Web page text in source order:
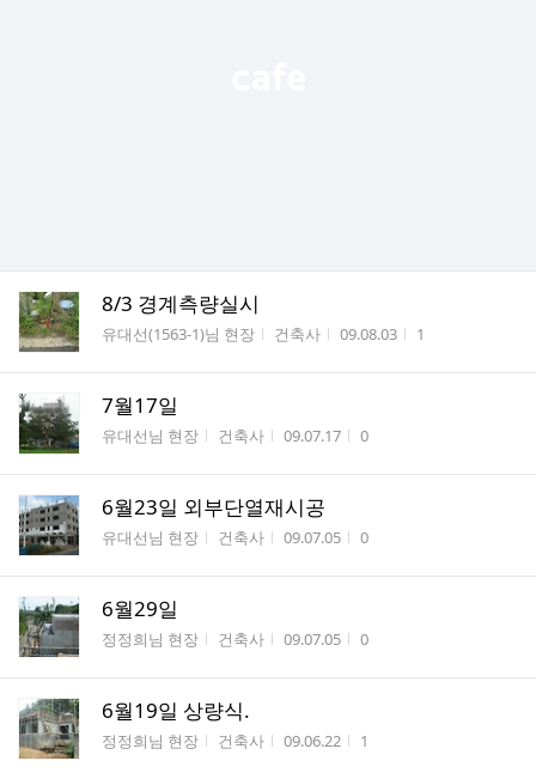
8/3 경계측량실시
게시판명
유대선(1563-1)님 현장 작성자
건축사 작성시간
09.08.03 조회수
1
7월17일
게시판명
유대선님 현장 작성자
건축사 작성시간
09.07.17 조회수
0
6월23일 외부단열재시공
게시판명
유대선님 현장 작성자
건축사 작성시간
09.07.05 조회수
0
6월29일
게시판명
정정희님 현장 작성자
건축사 작성시간
09.07.05 조회수
0
6월19일 상량식.
게시판명
정정희님 현장 작성자
건축사 작성시간
09.06.22 조회수
1